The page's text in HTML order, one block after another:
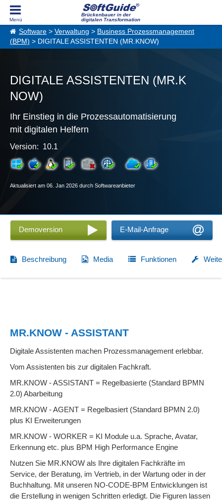
Brückenbauer in der
digitalen Transformation
Software > Verwaltung > Business Prozessmanagement
(BPM) > DIGITALE ASSISTENTEN (MR.KNOW)
DIGITALE ASSISTENTEN (MR.K
NOW)
Ihr Einstieg in die Prozessautomatisierung
mit digitalen Helfern
Version: 10.1
Aktualisiert am 06. Jan 2026 durch Softwareanbieter
Demoversion E-Mail-Anfrage
Beschreibung Media Funktionen
MR.KNOW - ASSISTANT
Digitale Assistenten machen Prozessmanagement erlebbar.
Vom Assistenten bis zur digitalen Fachkraft.
MR.KNOW - ASSISTANT = Regelbasierte (Standard BPMN
2.0) Abarbeitung
MR.KNOW - AGENT = Regelbasiert (Standard BPMN 2.0)
plus KI Erweiterungen
MR.KNOW - WORKER = KI Module u.a. Sprache, Avatar,
Erkennung etc. plus BPM High Performance Engine
Nutzen Sie MR.KNOW als Ihre digitalen Fachkräfte im
Service, der Beratung, im Vertrieb, in der Wartung oder in der
Buchhaltung. Mit unseren NO-CODE-BPM Entwicklungen ist
die Erstellung in wenigen Schritten erledigt. Die Figuren lassen